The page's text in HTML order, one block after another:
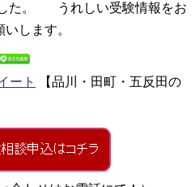
た。 うれしい受験情報をお
します。
ート
【品川・田町・五反田の